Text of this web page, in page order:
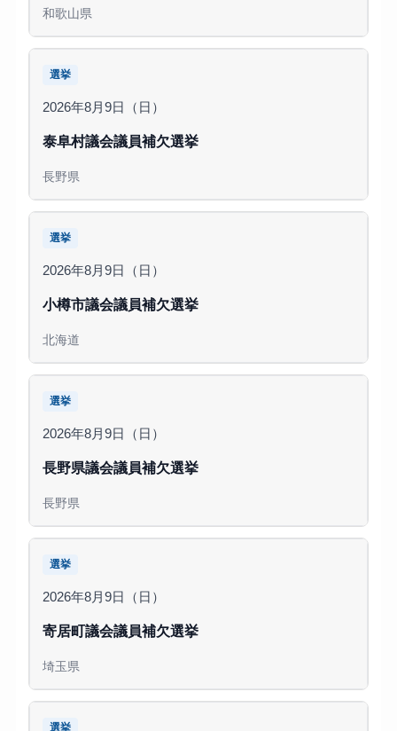
和歌山県
選挙
2026年8月9日（日）
泰阜村議会議員補欠選挙
長野県
選挙
2026年8月9日（日）
小樽市議会議員補欠選挙
北海道
選挙
2026年8月9日（日）
長野県議会議員補欠選挙
長野県
選挙
2026年8月9日（日）
寄居町議会議員補欠選挙
埼玉県
選挙